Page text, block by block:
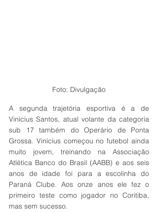
Foto: Divulgação
A segunda trajetória esportiva é a de
Vinícius Santos, atual volante da categoria
sub 17 também do Operário de Ponta
Grossa. Vinícius começou no futebol ainda
muito jovem, treinando na Associação
Atlética Banco do Brasil (AABB) e aos seis
anos de idade foi para a escolinha do
Paraná Clube. Aos onze anos ele fez o
primeiro teste como jogador no Coritiba,
mas sem sucesso.